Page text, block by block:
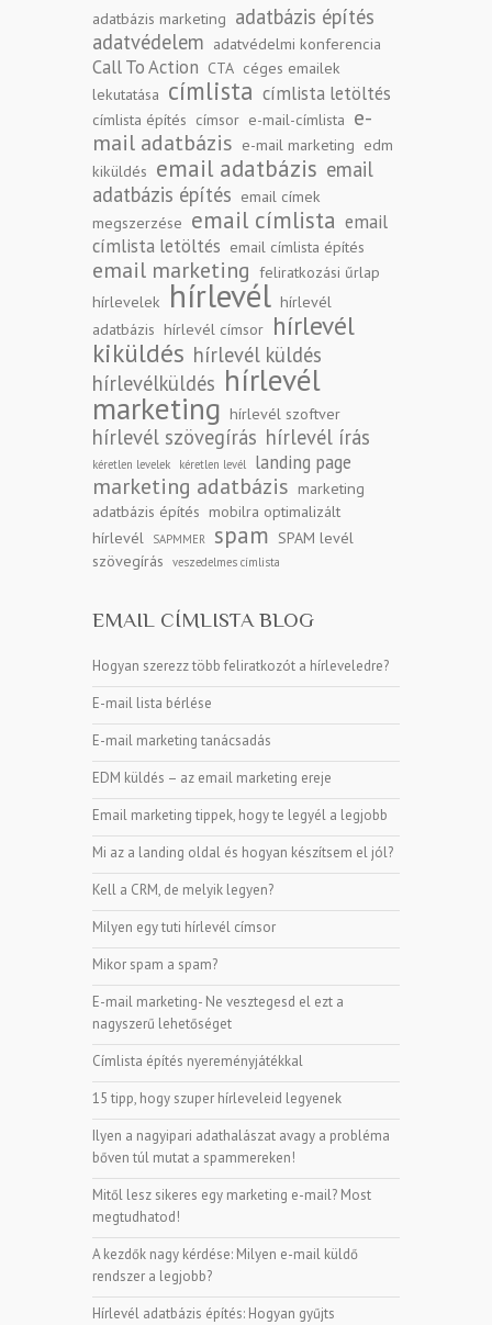
adatbázis marketing adatbázis építés
adatvédelem adatvédelmi konferencia
Call To Action CTA céges emailek
lekutatása címlista címlista letöltés
címlista építés címsor e-mail-címlista e-
mail adatbázis e-mail marketing edm
kiküldés email adatbázis email
adatbázis építés email címek
megszerzése email címlista email
címlista letöltés email címlista építés
email marketing feliratkozási űrlap
hírlevelek
hírlevél hírlevél
adatbázis hírlevél címsor hírlevél
kiküldés hírlevél küldés
hírlevélküldés hírlevél
marketing hírlevél szoftver
hírlevél szövegírás hírlevél írás
kéretlen levelek kéretlen levél landing page
marketing adatbázis marketing
adatbázis építés mobilra optimalizált
hírlevél
SAPMMER spam SPAM levél
szövegírás
veszedelmes címlista
EMAIL CÍMLISTA BLOG
Hogyan szerezz több feliratkozót a hírleveledre?
E-mail lista bérlése
E-mail marketing tanácsadás
EDM küldés – az email marketing ereje
Email marketing tippek, hogy te legyél a legjobb
Mi az a landing oldal és hogyan készítsem el jól?
Kell a CRM, de melyik legyen?
Milyen egy tuti hírlevél címsor
Mikor spam a spam?
E-mail marketing- Ne vesztegesd el ezt a
nagyszerű lehetőséget
Címlista építés nyereményjátékkal
15 tipp, hogy szuper hírleveleid legyenek
Ilyen a nagyipari adathalászat avagy a probléma
bőven túl mutat a spammereken!
Mitől lesz sikeres egy marketing e-mail? Most
megtudhatod!
A kezdők nagy kérdése: Milyen e-mail küldő
rendszer a legjobb?
Hírlevél adatbázis építés: Hogyan gyűjts